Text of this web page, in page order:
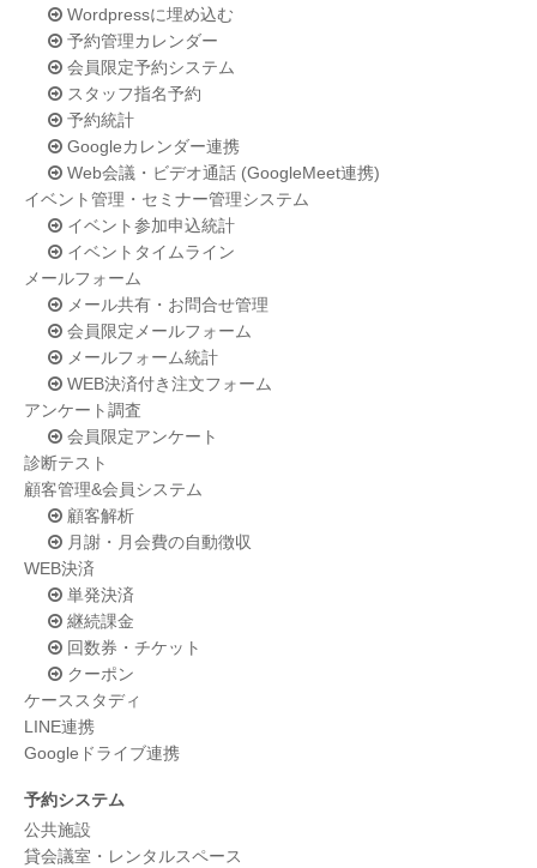
Wordpressに埋め込む
予約管理カレンダー
会員限定予約システム
スタッフ指名予約
予約統計
Googleカレンダー連携
Web会議・ビデオ通話 (GoogleMeet連携)
イベント管理・セミナー管理システム
イベント参加申込統計
イベントタイムライン
メールフォーム
メール共有・お問合せ管理
会員限定メールフォーム
メールフォーム統計
WEB決済付き注文フォーム
アンケート調査
会員限定アンケート
診断テスト
顧客管理&会員システム
顧客解析
月謝・月会費の自動徴収
WEB決済
単発決済
継続課金
回数券・チケット
クーポン
ケーススタディ
LINE連携
Googleドライブ連携
予約システム
公共施設
貸会議室・レンタルスペース